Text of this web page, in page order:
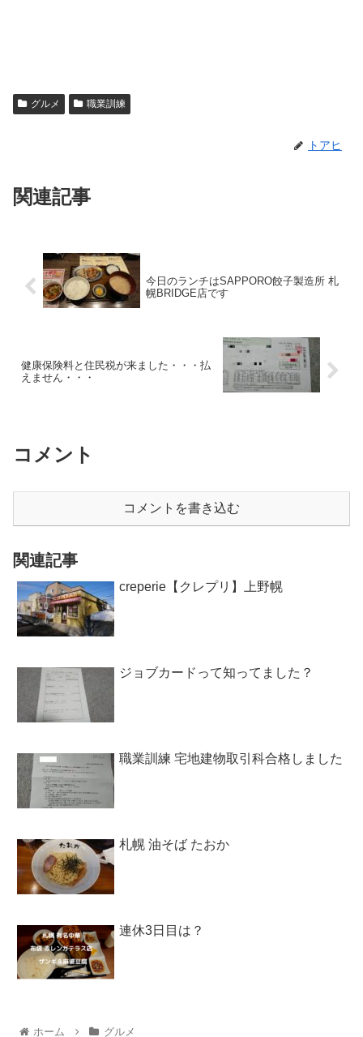
グルメ 職業訓練
トアヒ
関連記事
今日のランチはSAPPORO餃子製造所 札
幌BRIDGE店です
健康保険料と住民税が来ました・・・払
えません・・・
コメント
コメントを書き込む
関連記事
creperie【クレプリ】上野幌
ジョブカードって知ってました？
職業訓練 宅地建物取引科合格しました
札幌 油そば たおか
連休3日目は？
ホーム グルメ